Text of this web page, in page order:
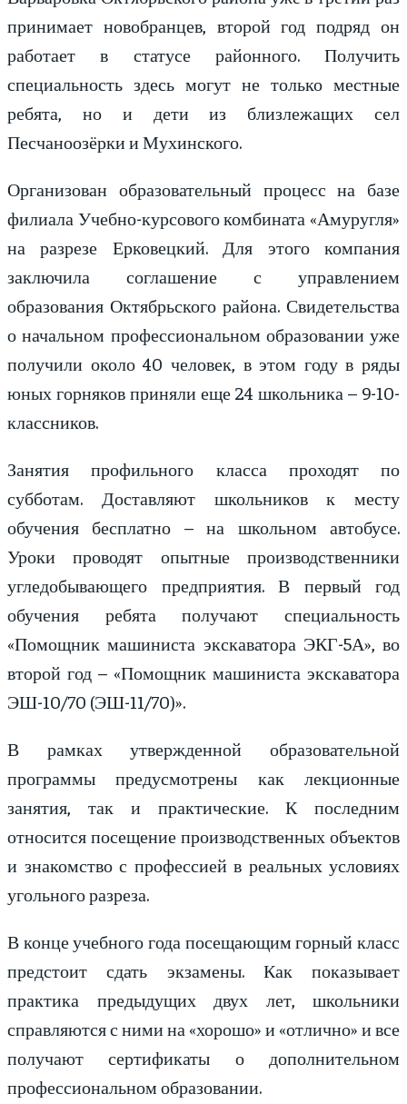
принимает новобранцев, второй год подряд он
работает в статусе районного. Получить
специальность здесь могут не только местные
ребята, но и дети из близлежащих сел
Песчаноозёрки и Мухинского.
Организован образовательный процесс на базе
филиала Учебно-курсового комбината «Амуругля»
на разрезе Ерковецкий. Для этого компания
заключила соглашение с управлением
образования Октябрьского района. Свидетельства
о начальном профессиональном образовании уже
получили около 40 человек, в этом году в ряды
юных горняков приняли еще 24 школьника – 9-10-
классников.
Занятия профильного класса проходят по
субботам. Доставляют школьников к месту
обучения бесплатно – на школьном автобусе.
Уроки проводят опытные производственники
угледобывающего предприятия. В первый год
обучения ребята получают специальность
«Помощник машиниста экскаватора ЭКГ-5А», во
второй год – «Помощник машиниста экскаватора
ЭШ-10/70 (ЭШ-11/70)».
В рамках утвержденной образовательной
программы предусмотрены как лекционные
занятия, так и практические. К последним
относится посещение производственных объектов
и знакомство с профессией в реальных условиях
угольного разреза.
В конце учебного года посещающим горный класс
предстоит сдать экзамены. Как показывает
практика предыдущих двух лет, школьники
справляются с ними на «хорошо» и «отлично» и все
получают сертификаты о дополнительном
профессиональном образовании.